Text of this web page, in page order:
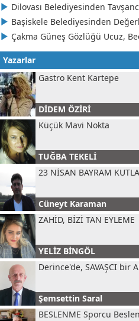
Dilovası Belediyesinden
Başiskele Belediyesinden
Çakma Güneş Gözlüğü Ucuz,
Yazarlar
EBRU MARAL MİNARECİ
Kırkpınar'a Yakışan
Gastro Kent Kartepe
DİDEM ÖZİRİ
Küçük Mavi Nokta
TUĞBA TEKELİ
23 NİSAN BAYRAM
Cüneyt Karaman
ZAHİD, BİZİ TAN EYLEME
YELİZ BİNGÖL
Derince'de, SAVAŞCI bir
Şemsettin Saral
BESLENME Sporcu